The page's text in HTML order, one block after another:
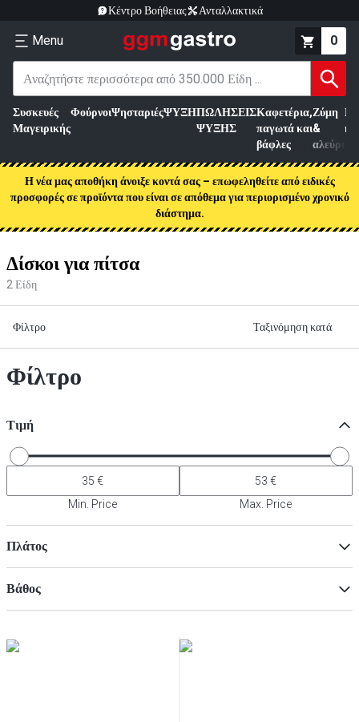
Κέντρο Βοήθειας Ανταλλακτικά
Menu 0
Συσκευές
Μαγειρικής
ΦούρνοιΨησταριέςΨΥΞΗΠΩΛΗΣΕΙΣ
ΨΥΞΗΣ
Καφετέρια,
παγωτά και
βάφλες
Ζύμη
&
αλεύρι
Η νέα μας αποθήκη άνοιξε κοντά σας – επωφεληθείτε από ειδικές
προσφορές σε προϊόντα που είναι σε απόθεμα για περιορισμένο χρονικό
διάστημα.
Δίσκοι για πίτσα
2 Είδη
Φίλτρο Ταξινόμηση κατά
Φίλτρο
Τιμή
Min. Price Max. Price
Πλάτος
Βάθος